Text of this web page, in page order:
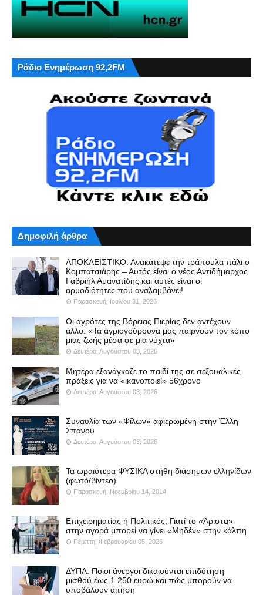
Ράδιο Ενημέρωση 92,2FM
Δημοφιλή άρθρα
ΑΠΟΚΛΕΙΣΤΙΚΟ: Ανακάτεψε την τράπουλα πάλι ο
Κομπατσιάρης – Αυτός είναι ο νέος Αντιδήμαρχος
Γαβριήλ Αμανατίδης και αυτές είναι οι
αρμοδιότητες που αναλαμβάνει!
Παρασκευή, Ιουλίου 31, 2026
Οι αγρότες της Βόρειας Πιερίας δεν αντέχουν
άλλο: «Τα αγριογούρουνα μας παίρνουν τον κόπο
μιας ζωής μέσα σε μια νύχτα»
Δευτέρα, Αυγούστου 03, 2026
Μητέρα εξανάγκαζε το παιδί της σε σεξουαλικές
πράξεις για να «ικανοποιεί» 56χρονο
Δευτέρα, Αυγούστου 03, 2026
Συναυλία των «Φίλων» αφιερωμένη στην Έλλη
Σπανού
Δευτέρα, Αυγούστου 03, 2026
Τα ωραιότερα ΦΥΣΙΚΑ στήθη διάσημων ελληνίδων
(φωτό/βίντεο)
Παρασκευή, Νοεμβρίου 14, 2014
Επιχειρηματίας ή Πολιτικός; Γιατί το «Άριστα»
στην αγορά μπορεί να γίνει «Μηδέν» στην κάλπη
Πέμπτη, Φεβρουαρίου 05, 2026
ΔΥΠΑ: Ποιοι άνεργοι δικαιούνται επιδότηση
μισθού έως 1.250 ευρώ και πώς μπορούν να
υποβάλουν αίτηση